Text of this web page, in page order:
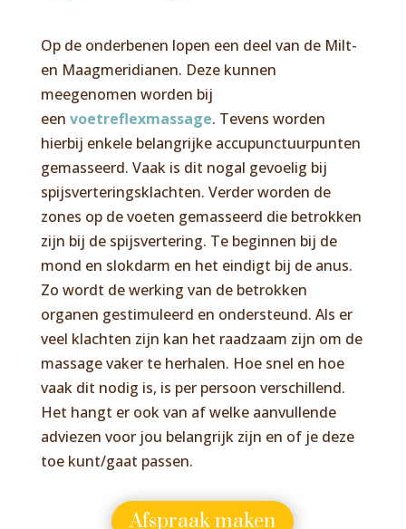
Op de onderbenen lopen een deel van de Milt-
en Maagmeridianen. Deze kunnen
meegenomen worden bij
een voetreflexmassage. Tevens worden
hierbij enkele belangrijke accupunctuurpunten
gemasseerd. Vaak is dit nogal gevoelig bij
spijsverteringsklachten. Verder worden de
zones op de voeten gemasseerd die betrokken
zijn bij de spijsvertering. Te beginnen bij de
mond en slokdarm en het eindigt bij de anus.
Zo wordt de werking van de betrokken
organen gestimuleerd en ondersteund. Als er
veel klachten zijn kan het raadzaam zijn om de
massage vaker te herhalen. Hoe snel en hoe
vaak dit nodig is, is per persoon verschillend.
Het hangt er ook van af welke aanvullende
adviezen voor jou belangrijk zijn en of je deze
toe kunt/gaat passen.
Afspraak maken